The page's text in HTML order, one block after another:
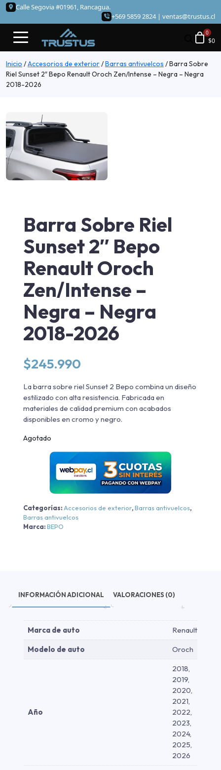
Calle Segovia #01961, Rancagua.
+569 5859 2824 | ventas@trustus.cl
$0
Inicio /Accesorios de exterior/Barras antivuelcos /Barra Sobre
Riel Sunset 2″ Bepo Renault Oroch Zen/Intense – Negra – Negra
2018-2026
Barra Sobre Riel
Sunset 2″ Bepo
Renault Oroch
Zen/Intense –
Negra – Negra
2018-2026
$245.990
La barra sobre riel Sunset 2 Bepo combina un diseño
estilizado con alta resistencia. Fabricada en
materiales de calidad premium con acabados
disponibles en cromo y negro.
Agotado
Categorías:Accesorios de exterior,Barras antivuelcos,
Barras antivuelcos
Marca:BEPO
INFORMACIÓN ADICIONAL VALORACIONES (0)
Marca de auto Renault
Modelo de auto Oroch
Año
2018,
2019,
2020,
2021,
2022,
2023,
2024,
2025,
2026